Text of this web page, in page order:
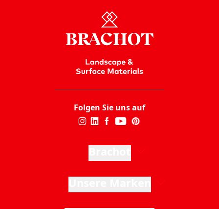
Folgen Sie uns auf